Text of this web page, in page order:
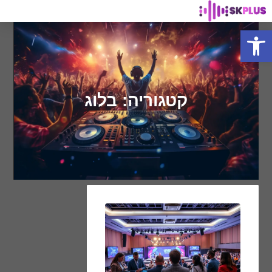
קטגוריה: בלוג
פתח סרגל נגישות